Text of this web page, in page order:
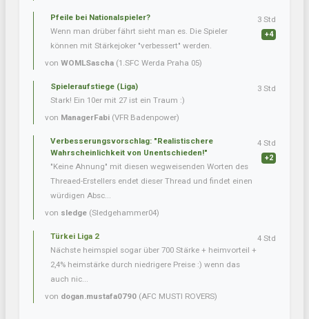
Pfeile bei Nationalspieler?
Wenn man drüber fährt sieht man es. Die Spieler
können mit Stärkejoker "verbessert" werden.
von WOMLSascha (1.SFC Werda Praha 05)
3 Std
+4
Spieleraufstiege (Liga)
Stark! Ein 10er mit 27 ist ein Traum :)
von ManagerFabi (VFR Badenpower)
3 Std
Verbesserungsvorschlag: "Realistischere
Wahrscheinlichkeit von Unentschieden!"
"Keine Ahnung" mit diesen wegweisenden Worten des
Threaed-Erstellers endet dieser Thread und findet einen
würdigen Absc...
von sledge (Sledgehammer04)
4 Std
+2
Türkei Liga 2
Nächste heimspiel sogar über 700 Stärke + heimvorteil +
2,4% heimstärke durch niedrigere Preise :) wenn das
auch nic...
von dogan.mustafa0790 (AFC MUSTI ROVERS)
4 Std